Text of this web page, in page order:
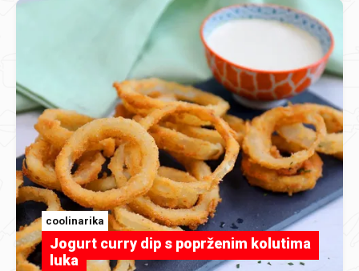
coolinarika
Jogurt curry dip s poprženim kolutima
luka